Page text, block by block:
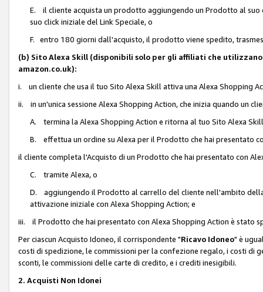
E. il cliente acquista un prodotto aggiungendo un Prodotto al
suo click iniziale del Link Speciale, o
F. entro 180 giorni dall'acquisto, il prodotto viene spedito,
(b) Sito Alexa Skill (disponibili solo per gli affiliati che
amazon.co.uk):
i. un cliente che usa il tuo Sito Alexa Skill attiva una Alexa Shopping
ii. in un'unica sessione Alexa Shopping Action, che inizia quando un
A. termina la Alexa Shopping Action e ritorna al tuo Sito Alexa
B. effettua un ordine su Alexa per il Prodotto che hai presentato
il cliente completa l'Acquisto di un Prodotto che hai presentato con
C. tramite Alexa, o
D. aggiungendo il Prodotto al carrello del cliente nell'ambito
attivazione iniziale con Alexa Shopping Action; e
iii. il Prodotto che hai presentato con Alexa Shopping Action è stato
Per ciascun Acquisto Idoneo, il corrispondente "Ricavo Idoneo" è
costi di spedizione, le commissioni per la confezione regalo, i costi di
sconti, le commissioni delle carte di credito, e i crediti inesigibili.
2. Acquisti Non Idonei